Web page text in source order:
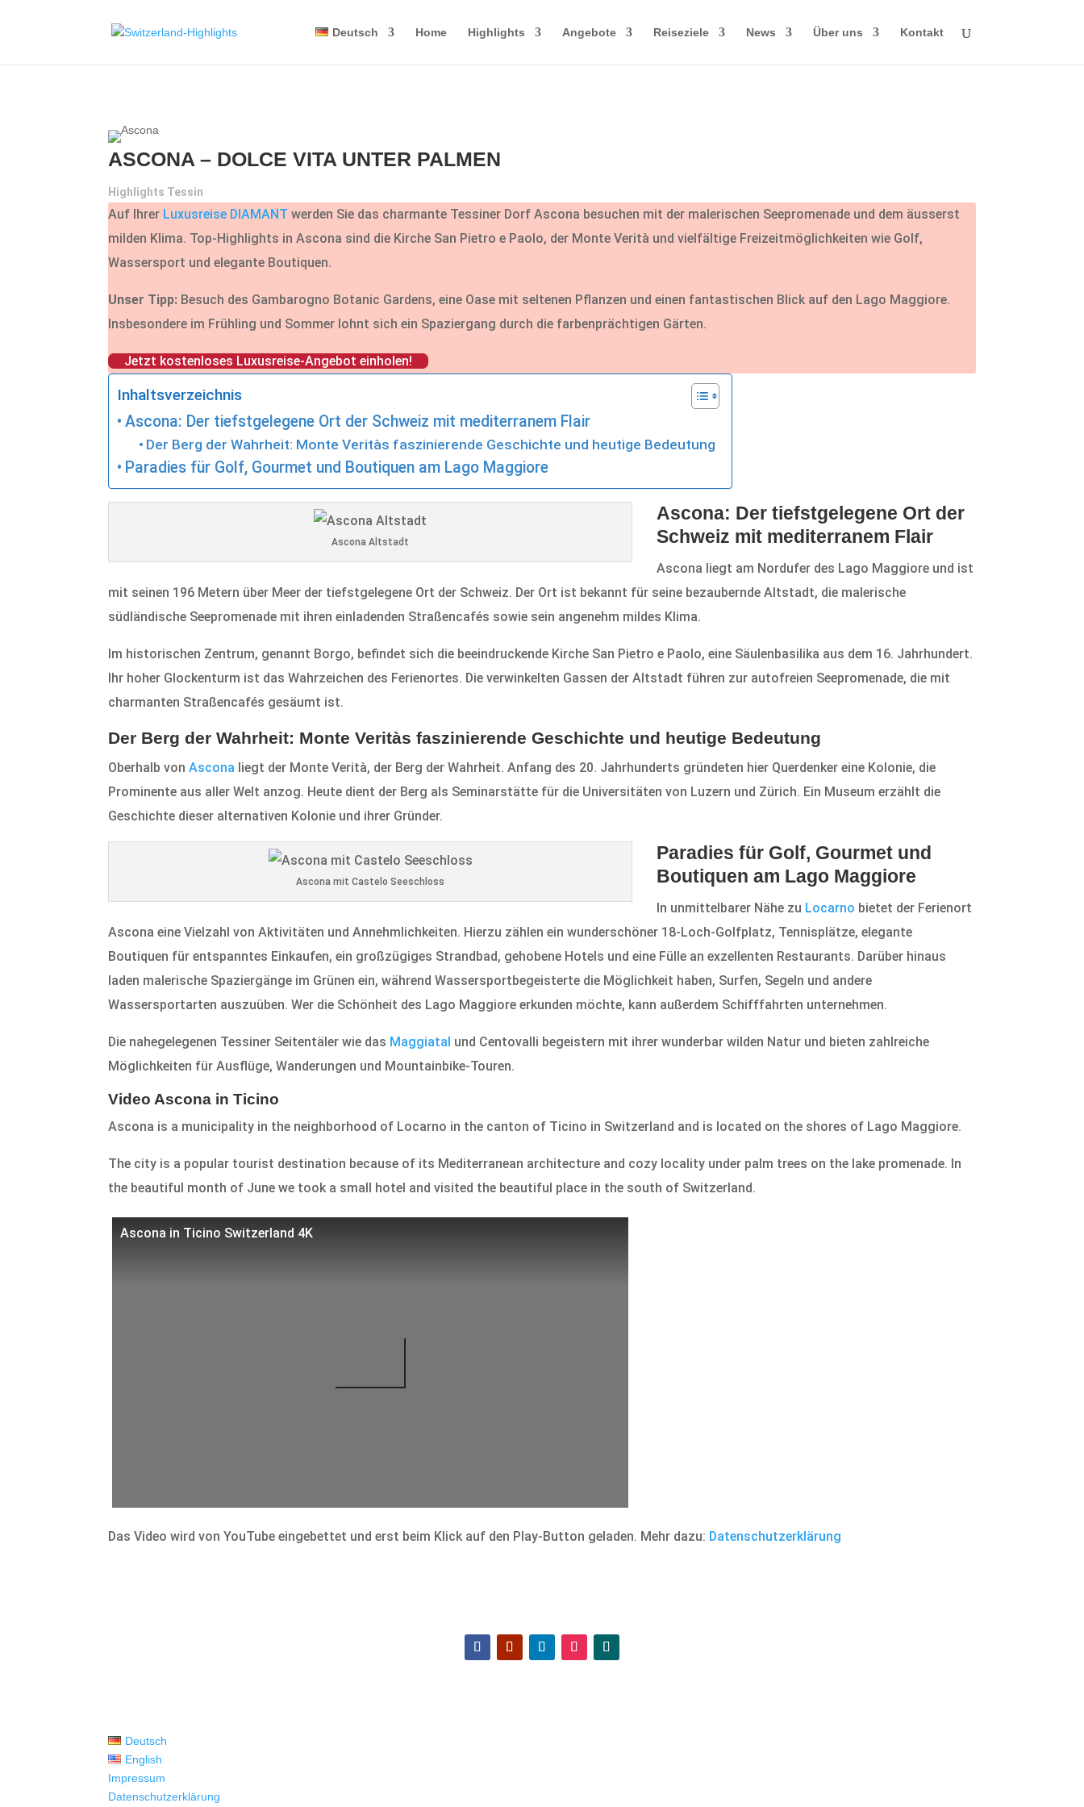
Deutsch Home Highlights Angebote Reiseziele News Über uns Kontakt
ASCONA – DOLCE VITA UNTER PALMEN
Highlights Tessin
Auf Ihrer Luxusreise DIAMANT werden Sie das charmante Tessiner Dorf Ascona besuchen mit der malerischen Seepromenade und dem äusserst
milden Klima. Top-Highlights in Ascona sind die Kirche San Pietro e Paolo, der Monte Verità und vielfältige Freizeitmöglichkeiten wie Golf,
Wassersport und elegante Boutiquen.
Unser Tipp: Besuch des Gambarogno Botanic Gardens, eine Oase mit seltenen Pflanzen und einen fantastischen Blick auf den Lago Maggiore.
Insbesondere im Frühling und Sommer lohnt sich ein Spaziergang durch die farbenprächtigen Gärten.
Jetzt kostenloses Luxusreise-Angebot einholen!
Inhaltsverzeichnis
Ascona: Der tiefstgelegene Ort der Schweiz mit mediterranem Flair
Der Berg der Wahrheit: Monte Veritàs faszinierende Geschichte und heutige Bedeutung
Paradies für Golf, Gourmet und Boutiquen am Lago Maggiore
Ascona Altstadt
Ascona: Der tiefstgelegene Ort der
Schweiz mit mediterranem Flair
Ascona liegt am Nordufer des Lago Maggiore und ist
mit seinen 196 Metern über Meer der tiefstgelegene Ort der Schweiz. Der Ort ist bekannt für seine bezaubernde Altstadt, die malerische
südländische Seepromenade mit ihren einladenden Straßencafés sowie sein angenehm mildes Klima.
Im historischen Zentrum, genannt Borgo, befindet sich die beeindruckende Kirche San Pietro e Paolo, eine Säulenbasilika aus dem 16. Jahrhundert.
Ihr hoher Glockenturm ist das Wahrzeichen des Ferienortes. Die verwinkelten Gassen der Altstadt führen zur autofreien Seepromenade, die mit
charmanten Straßencafés gesäumt ist.
Der Berg der Wahrheit: Monte Veritàs faszinierende Geschichte und heutige Bedeutung
Oberhalb vonAscona liegt der Monte Verità, der Berg der Wahrheit. Anfang des 20. Jahrhunderts gründeten hier Querdenker eine Kolonie, die
Prominente aus aller Welt anzog. Heute dient der Berg als Seminarstätte für die Universitäten von Luzern und Zürich. Ein Museum erzählt die
Geschichte dieser alternativen Kolonie und ihrer Gründer.
Ascona mit Castelo Seeschloss
Paradies für Golf, Gourmet und
Boutiquen am Lago Maggiore
In unmittelbarer Nähe zu Locarno bietet der Ferienort
Ascona eine Vielzahl von Aktivitäten und Annehmlichkeiten. Hierzu zählen ein wunderschöner 18-Loch-Golfplatz, Tennisplätze, elegante
Boutiquen für entspanntes Einkaufen, ein großzügiges Strandbad, gehobene Hotels und eine Fülle an exzellenten Restaurants. Darüber hinaus
laden malerische Spaziergänge im Grünen ein, während Wassersportbegeisterte die Möglichkeit haben, Surfen, Segeln und andere
Wassersportarten auszuüben. Wer die Schönheit des Lago Maggiore erkunden möchte, kann außerdem Schifffahrten unternehmen.
Die nahegelegenen Tessiner Seitentäler wie das Maggiatal und Centovalli begeistern mit ihrer wunderbar wilden Natur und bieten zahlreiche
Möglichkeiten für Ausflüge, Wanderungen und Mountainbike-Touren.
Video Ascona in Ticino
Ascona is a municipality in the neighborhood of Locarno in the canton of Ticino in Switzerland and is located on the shores of Lago Maggiore.
The city is a popular tourist destination because of its Mediterranean architecture and cozy locality under palm trees on the lake promenade. In
the beautiful month of June we took a small hotel and visited the beautiful place in the south of Switzerland.
Ascona in Ticino Switzerland 4K
Das Video wird von YouTube eingebettet und erst beim Klick auf den Play-Button geladen. Mehr dazu: Datenschutzerklärung
Deutsch
English
Impressum
Datenschutzerklärung